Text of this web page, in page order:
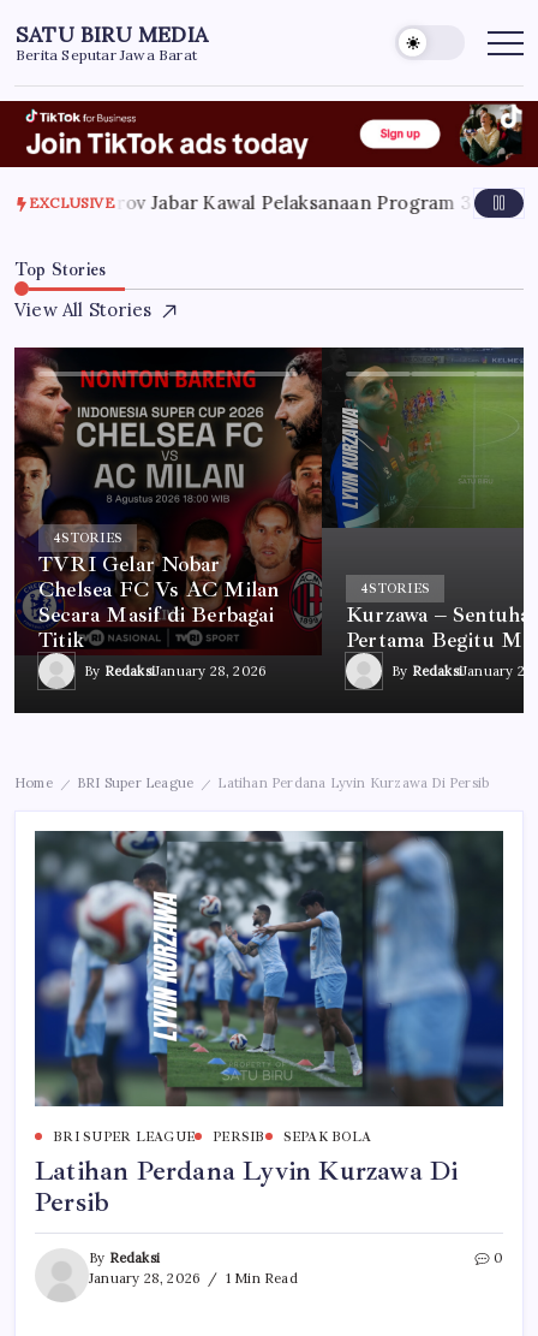
to
content
SATU BIRU MEDIA
Berita Seputar Jawa Barat
EXCLUSIVE
2026Pemprov Jabar Kawal Pelaksanaan Program 3 Juta
Top Stories
View All Stories
4STORIES
TVRI Gelar Nobar
Chelsea FC Vs AC Milan
Secara Masif di Berbagai
Titik
By RedaksiJanuary 28, 2026
4STORIES
Kurzawa –
Pertama Begitu
By RedaksiJanuary
Home / BRI Super League / Latihan Perdana Lyvin Kurzawa Di Persib
BRI SUPER LEAGUE PERSIB SEPAK BOLA
Latihan Perdana Lyvin Kurzawa Di
Persib
By Redaksi
January 28, 2026
1 Min Read
0